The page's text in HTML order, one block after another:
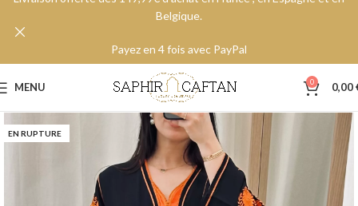
MENU 0 0,00
EN RUPTURE
Belgique.
Payez en 4 fois avec PayPal